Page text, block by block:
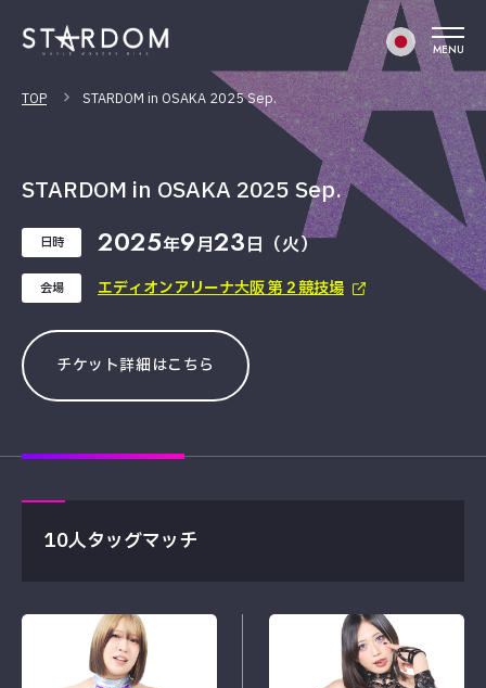
MENU
TOP STARDOM in OSAKA 2025 Sep.
STARDOM in OSAKA 2025 Sep.
日時 2025年9月23日（火）
会場 エディオンアリーナ大阪 第２競技場
チケット詳細はこちら
10人タッグマッチ